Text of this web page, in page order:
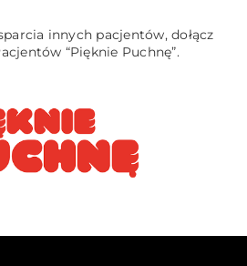
innych pacjentów, dołącz
“Pięknie Puchnę”.